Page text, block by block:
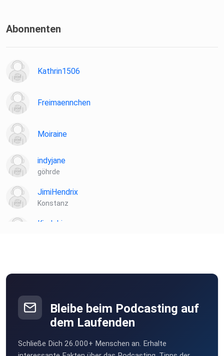
Abonnenten
Kathrin1506
Freimaennchen
Moiraine
indyjane
göhrde
JimiHendrix
Konstanz
Kindoki
Bleibe beim Podcasting auf
dem Laufenden
Schließe Dich 26.000+ Menschen an. Erhalte